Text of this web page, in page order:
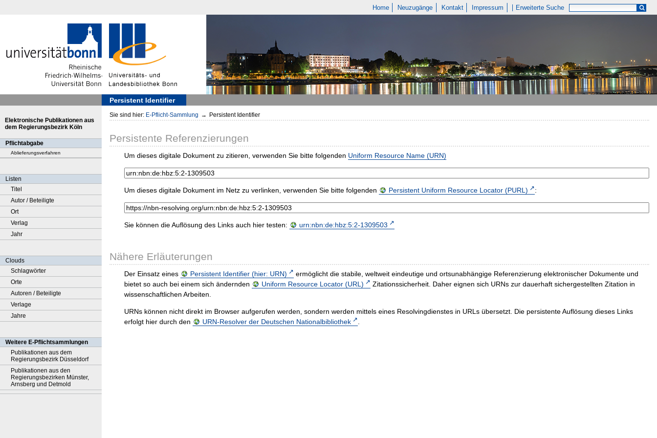
Home Neuzugänge Kontakt Impressum Erweiterte Suche
Persistent Identifier
Elektronische Publikationen aus
dem Regierungsbezirk Köln
Pflichtabgabe
Ablieferungsverfahren
Listen
Titel
Autor / Beteiligte
Ort
Verlag
Jahr
Clouds
Schlagwörter
Orte
Autoren / Beteiligte
Verlage
Jahre
Weitere E-Pflichtsammlungen
Publikationen aus dem
Regierungsbezirk Düsseldorf
Publikationen aus den
Regierungsbezirken Münster,
Arnsberg und Detmold
Sie sind hier: E-Pflicht-Sammlung → Persistent Identifier
Persistente Referenzierungen
Um dieses digitale Dokument zu zitieren, verwenden Sie bitte folgenden Uniform Resource Name (URN)
Um dieses digitale Dokument im Netz zu verlinken, verwenden Sie bitte folgenden Persistent Uniform Resource Locator (PURL) :
Sie können die Auflösung des Links auch hier testen: urn:nbn:de:hbz:5:2-1309503
Nähere Erläuterungen
Der Einsatz eines Persistent Identifier (hier: URN)
ermöglicht die stabile, weltweit eindeutige und ortsunabhängige Referenzierung elektronischer Dokumente und
bietet so auch bei einem sich ändernden
Uniform Resource Locator (URL)
Zitationssicherheit. Daher eignen sich URNs zur dauerhaft sichergestellten Zitation in
wissenschaftlichen Arbeiten.
URNs können nicht direkt im Browser aufgerufen werden, sondern werden mittels eines Resolvingdienstes in URLs übersetzt. Die persistente Auflösung dieses Links
erfolgt hier durch den
URN-Resolver der Deutschen Nationalbibliothek .